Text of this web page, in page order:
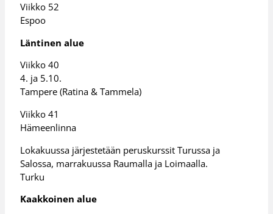
Viikko 52
Espoo
Läntinen alue
Viikko 40
4. ja 5.10.
Tampere (Ratina & Tammela)
Viikko 41
Hämeenlinna
Lokakuussa järjestetään peruskurssit Turussa ja
Salossa, marrakuussa Raumalla ja Loimaalla.
Turku
Kaakkoinen alue